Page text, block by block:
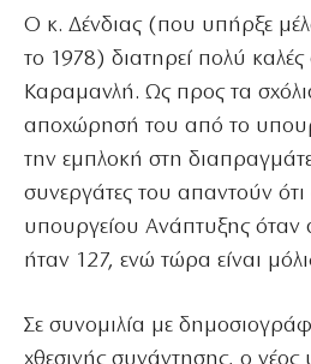
Ο κ. Δένδιας (που υπήρξε
το 1978) διατηρεί πολύ καλές
Καραμανλή. Ως προς τα
αποχώρησή του από το
την εμπλοκή στη
συνεργάτες του απαντούν ότι
υπουργείου Ανάπτυξης όταν
ήταν 127, ενώ τώρα είναι
Σε συνομιλία με